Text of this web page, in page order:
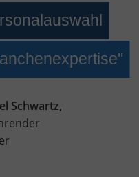
Schwartz,